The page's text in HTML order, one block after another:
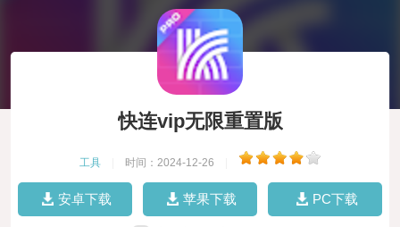
快连vip无限重置版
工具 时间：2024-12-26
安卓下载 苹果下载 PC下载